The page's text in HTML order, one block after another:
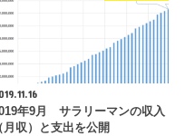
年9月 サラリーマンの収入
月収）と支出を公開